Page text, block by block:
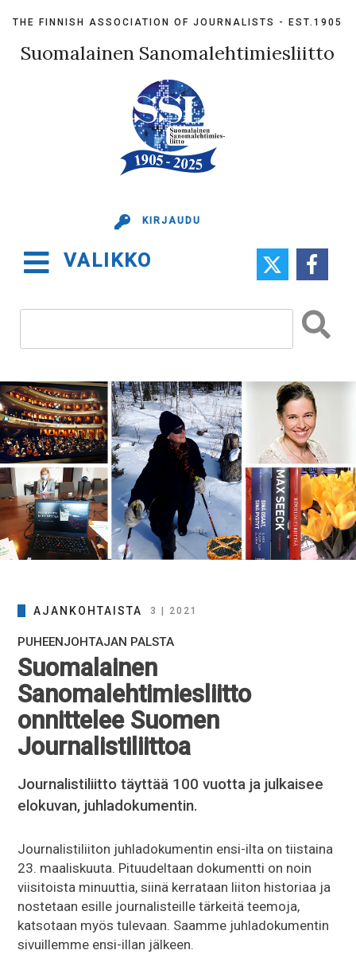
content
THE FINNISH ASSOCIATION OF JOURNALISTS - EST.1905
Suomalainen Sanomalehtimiesliitto
KIRJAUDU
VALIKKO
AJANKOHTAISTA 3 | 2021
PUHEENJOHTAJAN PALSTA
Suomalainen
Sanomalehtimiesliitto
onnittelee Suomen
Journalistiliittoa
Journalistiliitto täyttää 100 vuotta ja julkaisee
elokuvan, juhladokumentin.
Journalistiliiton juhladokumentin ensi-ilta on tiistaina
23. maaliskuuta. Pituudeltaan dokumentti on noin
viisitoista minuuttia, siinä kerrataan liiton historiaa ja
nostetaan esille journalisteille tärkeitä teemoja,
katsotaan myös tulevaan. Saamme juhladokumentin
sivuillemme ensi-illan jälkeen.